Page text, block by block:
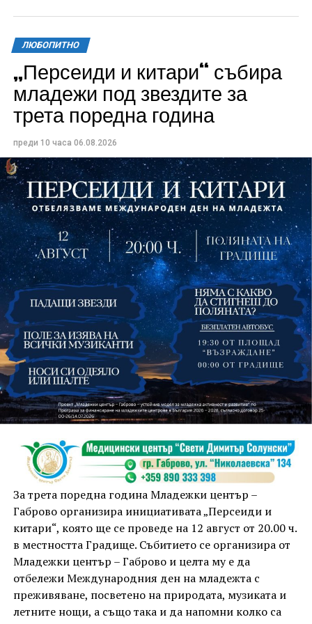
Всички събития ще се проведат в парк „Максим
Райкович“, срещу часовниковата кула, с вход
свободен. Програмата ще започне на 12 август с
изпълнители GoGo, Toria, ZoV & Vakavliev.
На 13 август организаторите са предвидили
занимания и за здрав дух, и за здраво тяло.
Инструкторката по пилатес и йога Йоанна Петрова
от FitLab ще се погрижи за добрия тонус с групова
тренировка от 19.00 ч., а след това ще има мозъчна
атака с куиз вечер за обща култура. Вечерта ще
приключи с прожекция на новия български
комедиен филм „Брънч за начинаещи“ – в парка,
под звездното дряновско небе.
ЛЮБОПИТНО
„Персеиди и китари“ събира
младежи под звездите за
трета поредна година
преди 10 часа 06.08.2026
За трета поредна година Младежки център –
Габрово организира инициативата „Персеиди и
китари“, която ще се проведе на 12 август от 20.00 ч.
в местността Градище. Събитието се организира от
Младежки център – Габрово и целта му е да
отбележи Международния ден на младежта с
преживяване, посветено на природата, музиката и
летните нощи, а също така и да напомни колко са